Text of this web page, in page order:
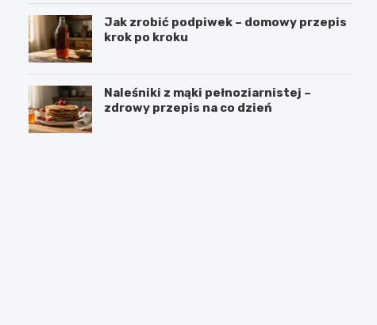
Jak zrobić podpiwek – domowy przepis
krok po kroku
Naleśniki z mąki pełnoziarnistej –
zdrowy przepis na co dzień